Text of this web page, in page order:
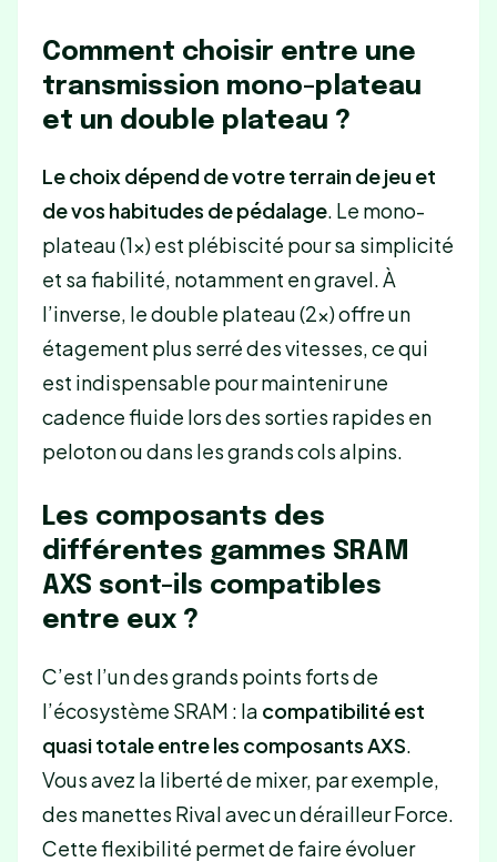
Comment choisir entre une
transmission mono-plateau
et un double plateau ?
Le choix dépend de votre terrain de jeu et
de vos habitudes de pédalage. Le mono-
plateau (1x) est plébiscité pour sa simplicité
et sa fiabilité, notamment en gravel. À
l’inverse, le double plateau (2x) offre un
étagement plus serré des vitesses, ce qui
est indispensable pour maintenir une
cadence fluide lors des sorties rapides en
peloton ou dans les grands cols alpins.
Les composants des
différentes gammes SRAM
AXS sont-ils compatibles
entre eux ?
C’est l’un des grands points forts de
l’écosystème SRAM : la compatibilité est
quasi totale entre les composants AXS
Vous avez la liberté de mixer, par exemple,
des manettes Rival avec un dérailleur Force.
Cette flexibilité permet de faire évoluer